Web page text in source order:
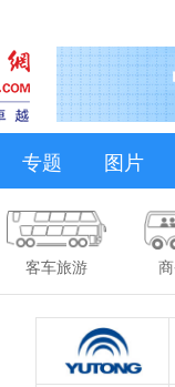
专题 图片
客车旅游